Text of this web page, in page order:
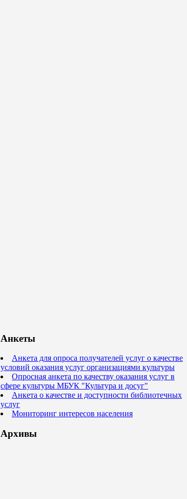
Анкеты
Анкета для опроса получателей услуг о качестве
условий оказания услуг организациями культуры
Опросная анкета по качеству оказания услуг в
сфере культуры МБУК "Культура и досуг"
Анкета о качестве и доступности библиотечных
услуг
Мониторинг интересов населения
Архивы